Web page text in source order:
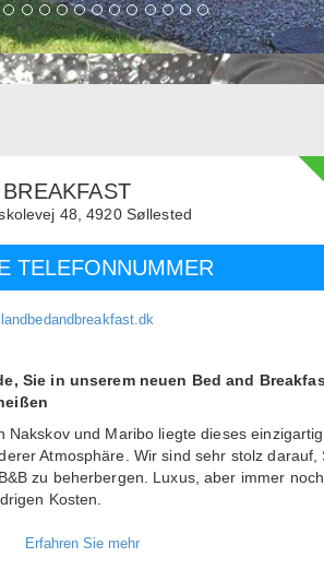
48, 4920 Søllested
TELEFONNUMMER
Sie in unserem neuen Bed and
Nakskov und Maribo liegte dieses
Atmosphäre. Wir sind sehr stolz darauf,
zu beherbergen. Luxus, aber immer
Kosten.
im Laufe der Jahre durchgemacht,